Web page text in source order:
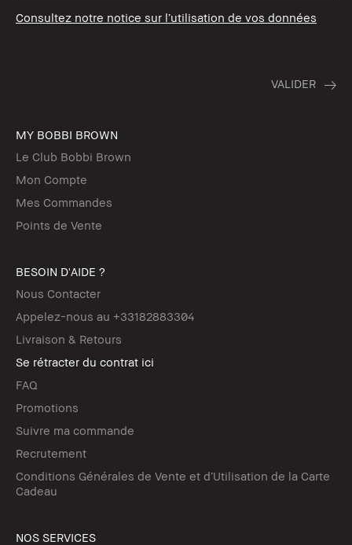
Consultez notre notice sur l’utilisation de vos données
MY BOBBI BROWN
Le Club Bobbi Brown
Mon Compte
Mes Commandes
Points de Vente
BESOIN D'AIDE ?
Nous Contacter
Appelez-nous au +33182883304
Livraison & Retours
Se rétracter du contrat ici
FAQ
Promotions
Suivre ma commande
Recrutement
Conditions Générales de Vente et d’Utilisation de la Carte
Cadeau
NOS SERVICES